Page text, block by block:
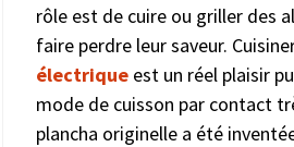
rôle est de cuire ou griller des
faire perdre leur saveur.
électrique est un réel plaisir
mode de cuisson par contact
plancha originelle a été